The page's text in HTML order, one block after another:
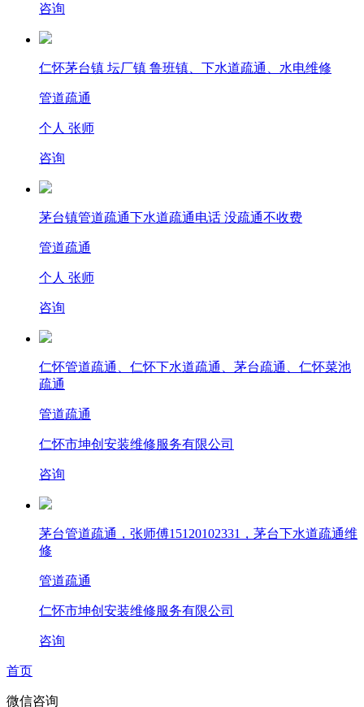
咨询
仁怀茅台镇 坛厂镇 鲁班镇、下水道疏通、水电维修
管道疏通
个人 张师
咨询
茅台镇管道疏通下水道疏通电话 没疏通不收费
管道疏通
个人 张师
咨询
仁怀管道疏通、仁怀下水道疏通、茅台疏通、仁怀菜池
疏通
管道疏通
仁怀市坤创安装维修服务有限公司
咨询
茅台管道疏通，张师傅15120102331，茅台下水道疏通维
修
管道疏通
仁怀市坤创安装维修服务有限公司
咨询
首页
微信咨询